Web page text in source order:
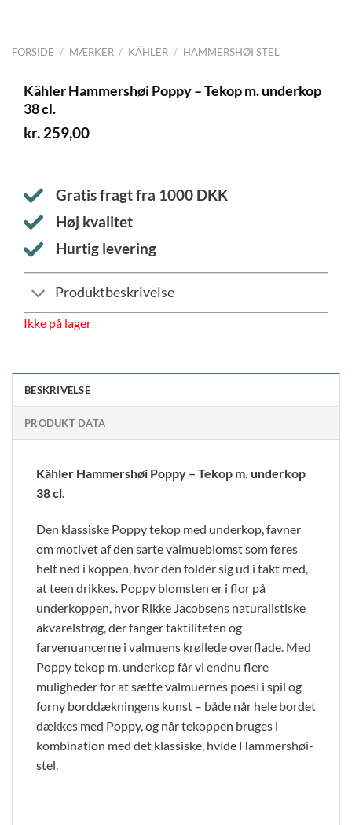
FORSIDE / MÆRKER / KÄHLER / HAMMERSHØI STEL
Kähler Hammershøi Poppy – Tekop m. underkop
38 cl.
kr. 259,00
Gratis fragt fra 1000 DKK
Høj kvalitet
Hurtig levering
Produktbeskrivelse
Ikke på lager
BESKRIVELSE
PRODUKT DATA
Kähler Hammershøi Poppy – Tekop m. underkop
38 cl.
Den klassiske Poppy tekop med underkop, favner
om motivet af den sarte valmueblomst som føres
helt ned i koppen, hvor den folder sig ud i takt med,
at teen drikkes. Poppy blomsten er i flor på
underkoppen, hvor Rikke Jacobsens naturalistiske
akvarelstrøg, der fanger taktiliteten og
farvenuancerne i valmuens krøllede overflade. Med
Poppy tekop m. underkop får vi endnu flere
muligheder for at sætte valmuernes poesi i spil og
forny borddækningens kunst – både når hele bordet
dækkes med Poppy, og når tekoppen bruges i
kombination med det klassiske, hvide Hammershøi-
stel.